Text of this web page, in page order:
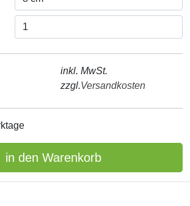
inkl. MwSt.
zzgl.Versandkosten
in den Warenkorb